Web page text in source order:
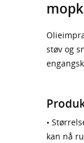
støv og
•
kan nå